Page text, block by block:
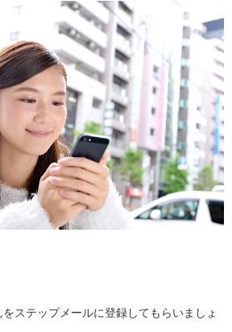
をステップメールに登録してもらいましょ